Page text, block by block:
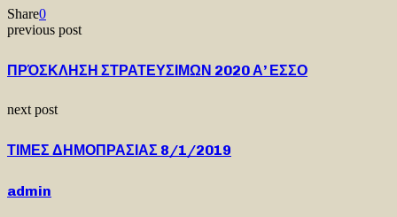
Share0
previous post
ΠΡΌΣΚΛΗΣΗ ΣΤΡΑΤΕΥΣΙΜΩΝ 2020 Α’ ΕΣΣΟ
next post
ΤΙΜΕΣ ΔΗΜΟΠΡΑΣΙΑΣ 8/1/2019
admin